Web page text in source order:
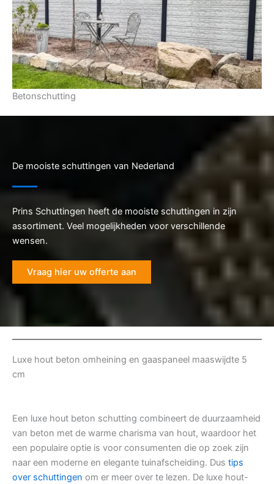
Betonschutting
De mooiste schuttingen van Nederland
Prins Schuttingen heeft de mooiste schuttingen in zijn
assortiment. Veel mogelijkheden voor verschillende
wensen.
Vraag hier uw offerte aan
Luxe hout beton omheining en gaaspaneel maaswijdte 5
cm
Een luxe hout beton schutting combineert de duurzaamheid
van beton met de warme charisma van hout, waardoor het
een populaire optie is voor consumenten die op zoek zijn
naar een moderne en elegante tuinafscheiding. Dus tips
over schuttingen om er meer over te lezen. De luxe hout-